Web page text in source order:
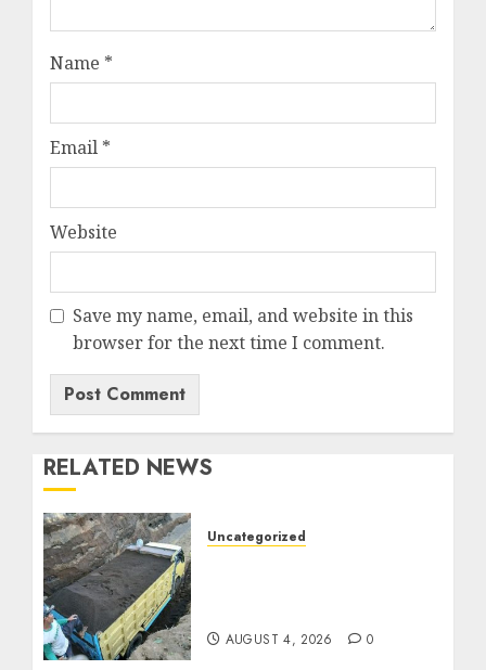
Name *
Email *
Website
Save my name, email, and website in this
browser for the next time I comment.
RELATED NEWS
Uncategorized
AUGUST 4, 2026 0